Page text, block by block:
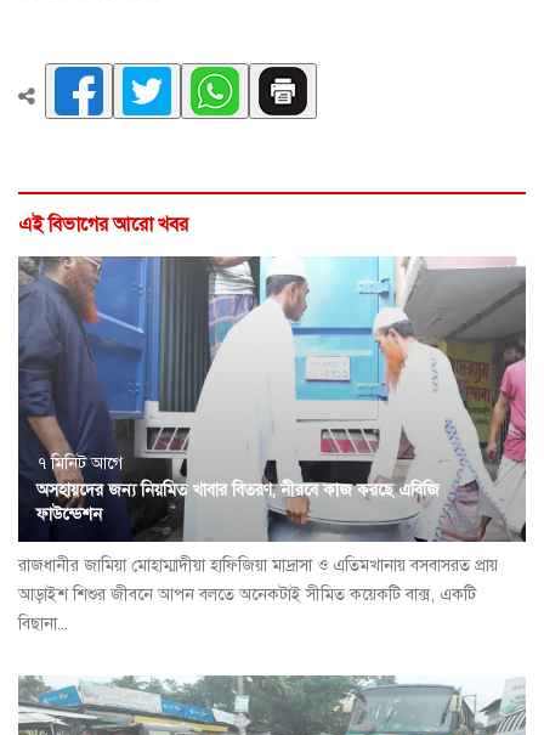
এই বিভাগের আরো খবর
৭ মিনিট আগে
অসহায়দের জন্য নিয়মিত খাবার বিতরণ, নীরবে কাজ করছে এবিজি
ফাউন্ডেশন
রাজধানীর জামিয়া মোহাম্মাদীয়া হাফিজিয়া মাদ্রাসা ও এতিমখানায় বসবাসরত প্রায়
আড়াইশ শিশুর জীবনে আপন বলতে অনেকটাই সীমিত কয়েকটি বাক্স, একটি
বিছানা...